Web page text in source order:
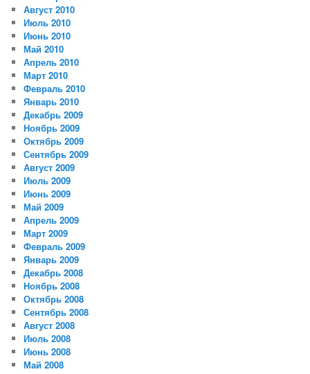
Август 2010
Июль 2010
Июнь 2010
Май 2010
Апрель 2010
Март 2010
Февраль 2010
Январь 2010
Декабрь 2009
Ноябрь 2009
Октябрь 2009
Сентябрь 2009
Август 2009
Июль 2009
Июнь 2009
Май 2009
Апрель 2009
Март 2009
Февраль 2009
Январь 2009
Декабрь 2008
Ноябрь 2008
Октябрь 2008
Сентябрь 2008
Август 2008
Июль 2008
Июнь 2008
Май 2008